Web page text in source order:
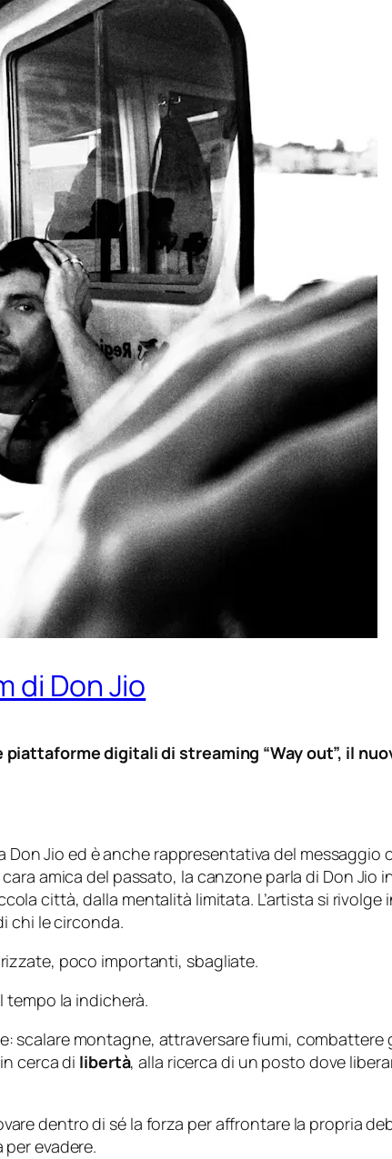
di Don Jio
digitali di streaming “Way out”, il
Jio ed è anche rappresentativa del
amica del passato, la canzone parla di Don Jio
città, dalla mentalità limitata. L’artista si rivolge
chi le circonda.
poco importanti, sbagliate.
tempo la indicherà.
scalare montagne, attraversare fiumi, combattere
cerca di libertà, alla ricerca di un posto dove
dentro di sé la forza per affrontare la propria
evadere.